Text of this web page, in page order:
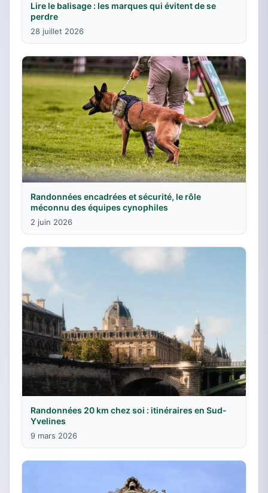
Lire le balisage : les marques qui évitent de se
perdre
28 juillet 2026
Randonnées encadrées et sécurité, le rôle
méconnu des équipes cynophiles
2 juin 2026
Randonnées 20 km chez soi : itinéraires en Sud-
Yvelines
9 mars 2026